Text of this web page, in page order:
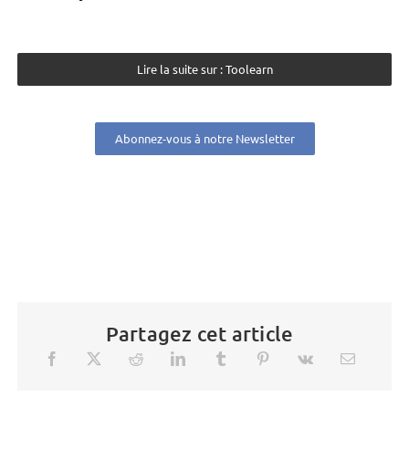
Lire la suite sur : Toolearn
Abonnez-vous à notre Newsletter
Partagez cet article